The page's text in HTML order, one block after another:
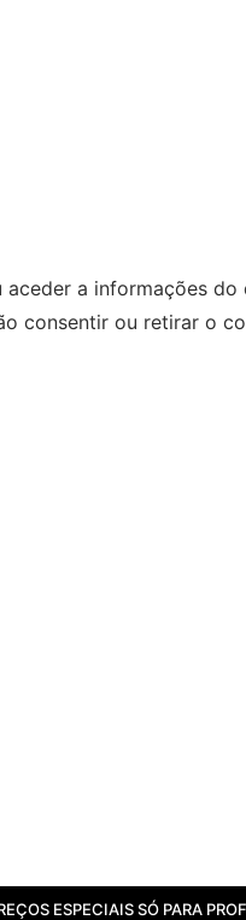
a informações
consentir ou retirar o
ESPECIAIS SÓ PARA